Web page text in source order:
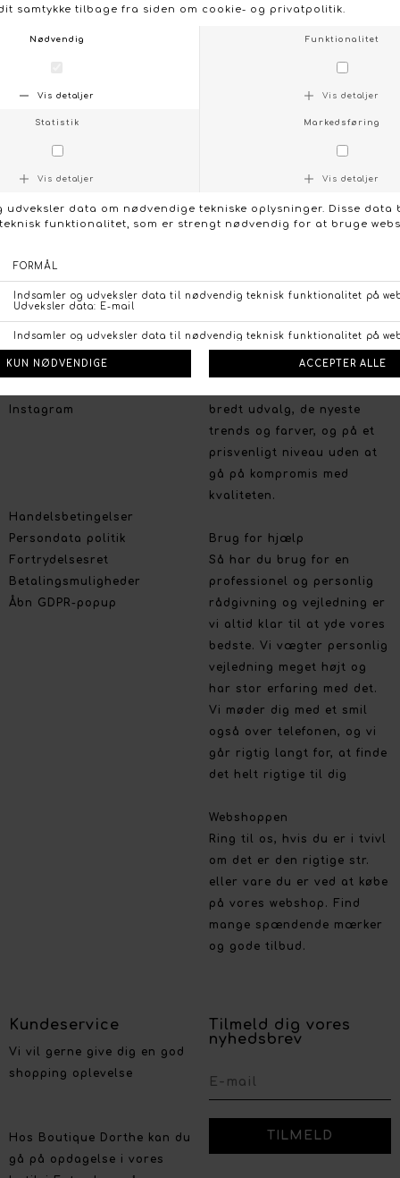
- Model: Casey buks (RB4988)
- Materiale: 65 % bomuld, 23 % polyester, 10 % viscose, 2
- Vaskeanvisning: Vask ved 30 grader
bandana medfølger
- Pasform: Lidt loose fit, høj talje
bandanaen i taljen for et afslappet, feminint udtryk
FØLG OS PÅ:FACEBOOK/INSTAGRAM
Social
Følg os på :
Instagram
Handelsbetingelser
Persondata politik
Fortrydelsesret
Betalingsmuligheder
Åbn GDPR-popup
Om Boutique Dorthe
Stort udvalg og gode priser
bredt udvalg, de nyeste
trends og farver, og på et
prisvenligt niveau uden at
gå på kompromis med
kvaliteten.
Brug for hjælp
Så har du brug for en
professionel og personlig
rådgivning og vejledning er
vi altid klar til at yde vores
bedste. Vi vægter personlig
vejledning meget højt og
har stor erfaring med det.
Vi møder dig med et smil
også over telefonen, og vi
går rigtig langt for, at finde
det helt rigtige til dig
Webshoppen
Ring til os, hvis du er i tvivl
om det er den rigtige str.
eller vare du er ved at købe
på vores webshop. Find
mange spændende mærker
og gode tilbud.
Kundeservice
Vi vil gerne give dig en god
shopping oplevelse
Hos Boutique Dorthe kan du
gå på opdagelse i vores
Tilmeld dig vores
nyhedsbrev